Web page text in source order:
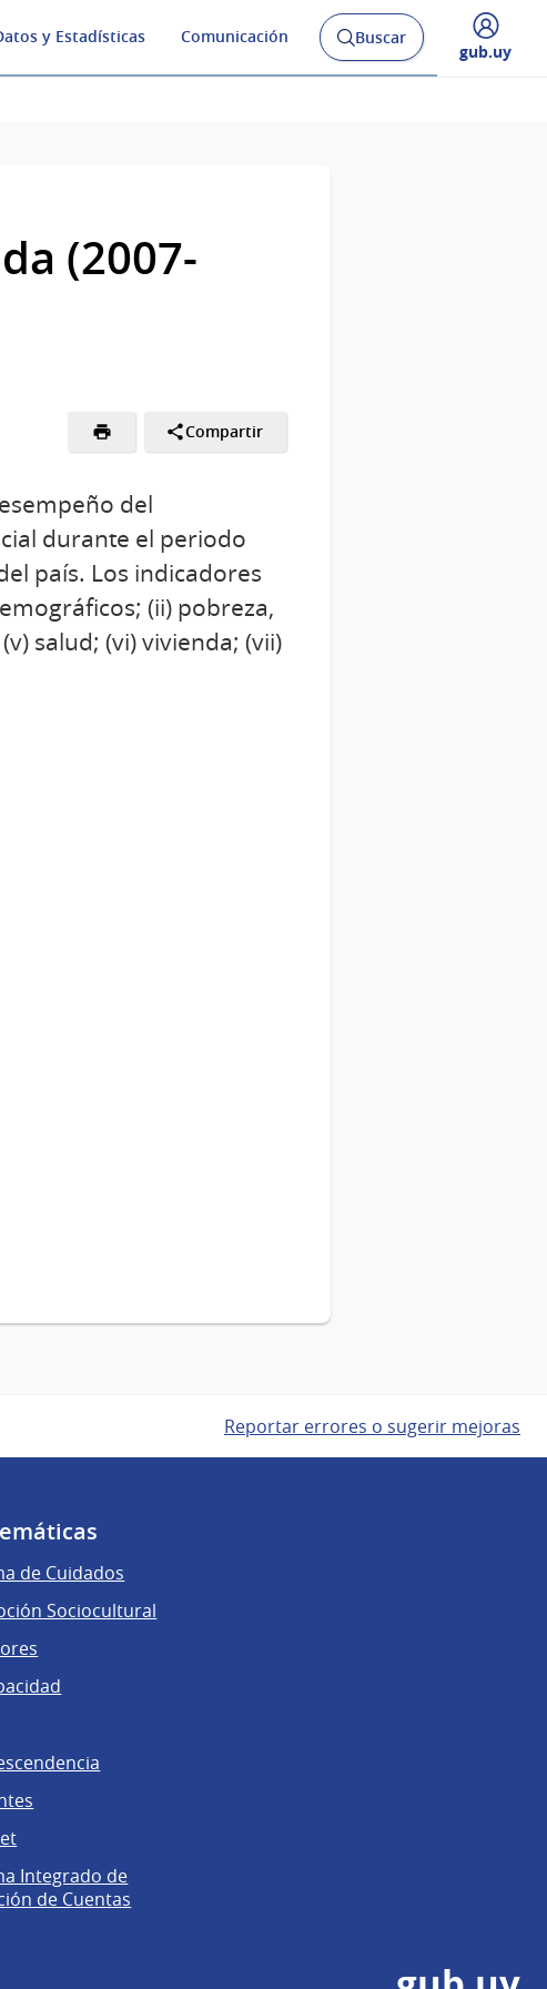
y Estadísticas Comunicación
Abrir
buscador
Buscar
Desplegar
gub.uy
(2007-
Compartir
del
durante el periodo
país. Los indicadores
(ii) pobreza,
salud; (vi) vivienda; (vii)
Reportar errores o sugerir mejoras
de Cuidados
Sociocultural
Integrado de
de Cuentas